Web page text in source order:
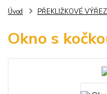
Úvod PŘEKLIŽKOVÉ
Okno s